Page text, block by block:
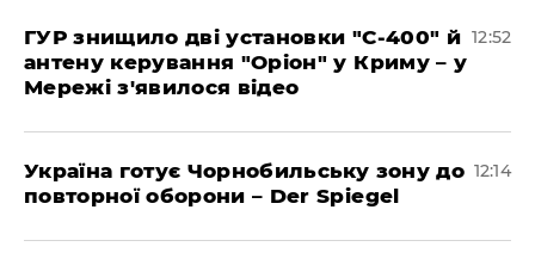
ГУР знищило дві установки "С-400" й
антену керування "Оріон" у Криму – у
Мережі з'явилося відео
12:52
Україна готує Чорнобильську зону до
повторної оборони – Der Spiegel
12:14